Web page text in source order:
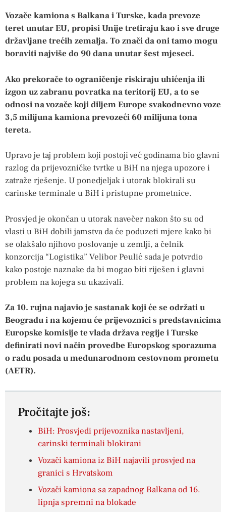
Vozače kamiona s Balkana i Turske, kada prevoze
teret unutar EU, propisi Unije tretiraju kao i sve druge
državljane trećih zemalja. To znači da oni tamo mogu
boraviti najviše do 90 dana unutar šest mjeseci.
Ako prekorače to ograničenje riskiraju uhićenja ili
izgon uz zabranu povratka na teritorij EU, a to se
odnosi na vozače koji diljem Europe svakodnevno voze
3,5 milijuna kamiona prevozeći 60 milijuna tona
tereta.
Upravo je taj problem koji postoji već godinama bio glavni
razlog da prijevozničke tvrtke u BiH na njega upozore i
zatraže rješenje. U ponedjeljak i utorak blokirali su
carinske terminale u BiH i pristupne prometnice.
Prosvjed je okončan u utorak navečer nakon što su od
vlasti u BiH dobili jamstva da će poduzeti mjere kako bi
se olakšalo njihovo poslovanje u zemlji, a čelnik
konzorcija “Logistika” Velibor Peulić sada je potvrdio
kako postoje naznake da bi mogao biti riješen i glavni
problem na kojega su ukazivali.
Za 10. rujna najavio je sastanak koji će se održati u
Beogradu i na kojemu će prijevoznici s predstavnicima
Europske komisije te vlada država regije i Turske
definirati novi način provedbe Europskog sporazuma
o radu posada u međunarodnom cestovnom prometu
(AETR).
Pročitajte još:
BiH: Prosvjedi prijevoznika nastavljeni,
carinski terminali blokirani
Vozači kamiona iz BiH najavili prosvjed na
granici s Hrvatskom
Vozači kamiona sa zapadnog Balkana od 16.
lipnja spremni na blokade